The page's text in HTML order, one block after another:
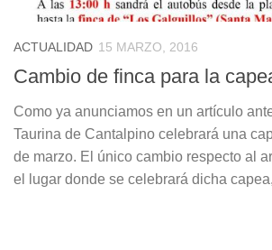
ACTUALIDAD 15 MARZO, 2016
Cambio de finca para la
Como ya anunciamos en un artículo
Taurina de Cantalpino celebrará una
de marzo. El único cambio respecto al
el lugar donde se celebrará dicha